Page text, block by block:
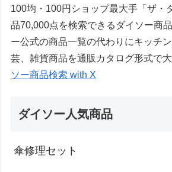
100均・100円ショップ最大手「ザ・
品70,000点を検索できるダイソー商
ー公式の商品一覧の代わりにキッチ
芸、雑貨商品を通販カタログ形式で
ソー商品検索 with X
ダイソー人気商品
傘修理セット